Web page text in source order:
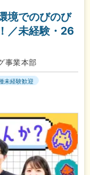
境でのびのび
／未経験・26
事業本部
未経験歓迎